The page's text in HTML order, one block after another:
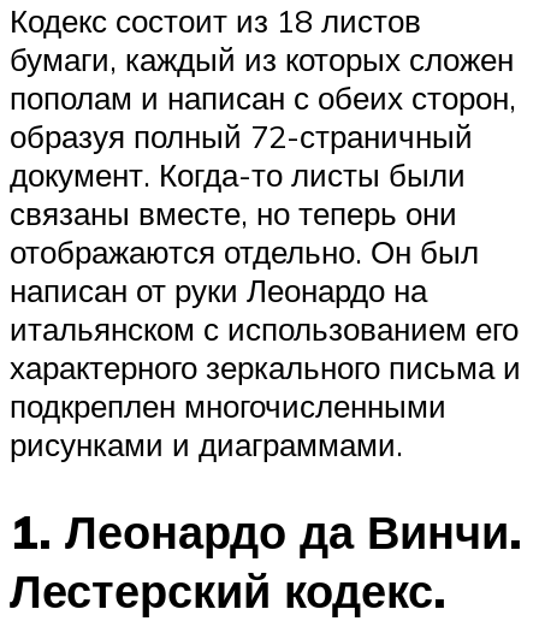
Кодекс состоит из 18 листов
бумаги, каждый из которых сложен
пополам и написан с обеих сторон,
образуя полный 72-страничный
документ. Когда-то листы были
связаны вместе, но теперь они
отображаются отдельно. Он был
написан от руки Леонардо на
итальянском с использованием его
характерного зеркального письма и
подкреплен многочисленными
рисунками и диаграммами.
1. Леонардо да Винчи.
Лестерский кодекс.